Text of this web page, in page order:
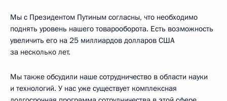
Мы с Президентом Путиным согласны, что необходимо
поднять уровень нашего товарооборота. Есть возможность
увеличить его на 25 миллиардов долларов США
за несколько лет.
Мы также обсудили наше сотрудничество в области науки
и технологий. У нас уже существует комплексная